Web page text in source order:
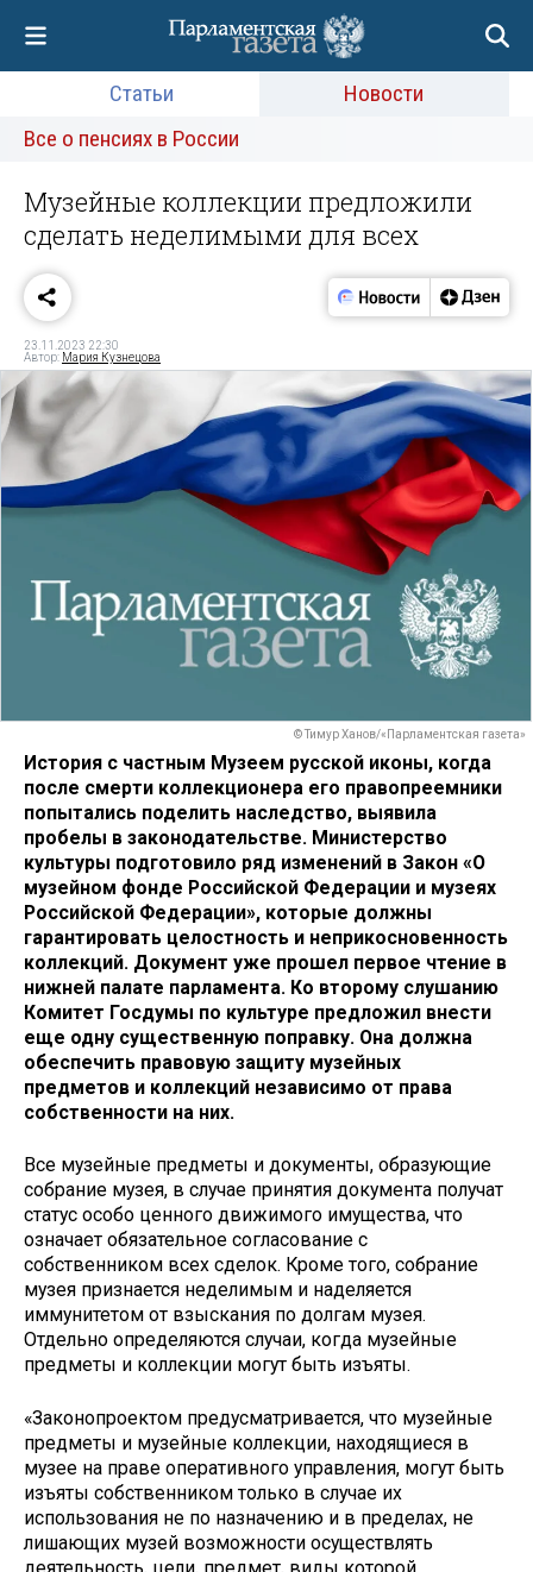
Статьи
Новости
Все о пенсиях в России
Музейные коллекции предложили
сделать неделимыми для всех
23.11.2023 22:30
Автор: Мария Кузнецова
© Тимур Ханов/«Парламентская газета»
История с частным Музеем русской иконы, когда
после смерти коллекционера его правопреемники
попытались поделить наследство, выявила
пробелы в законодательстве. Министерство
культуры подготовило ряд изменений в Закон «О
музейном фонде Российской Федерации и музеях
Российской Федерации», которые должны
гарантировать целостность и неприкосновенность
коллекций. Документ уже прошел первое чтение в
нижней палате парламента. Ко второму слушанию
Комитет Госдумы по культуре предложил внести
еще одну существенную поправку. Она должна
обеспечить правовую защиту музейных
предметов и коллекций независимо от права
собственности на них.
Все музейные предметы и документы, образующие
собрание музея, в случае принятия документа получат
статус особо ценного движимого имущества, что
означает обязательное согласование с
собственником всех сделок. Кроме того, собрание
музея признается неделимым и наделяется
иммунитетом от взыскания по долгам музея.
Отдельно определяются случаи, когда музейные
предметы и коллекции могут быть изъяты.
«Законопроектом предусматривается, что музейные
предметы и музейные коллекции, находящиеся в
музее на праве оперативного управления, могут быть
изъяты собственником только в случае их
использования не по назначению и в пределах, не
лишающих музей возможности осуществлять